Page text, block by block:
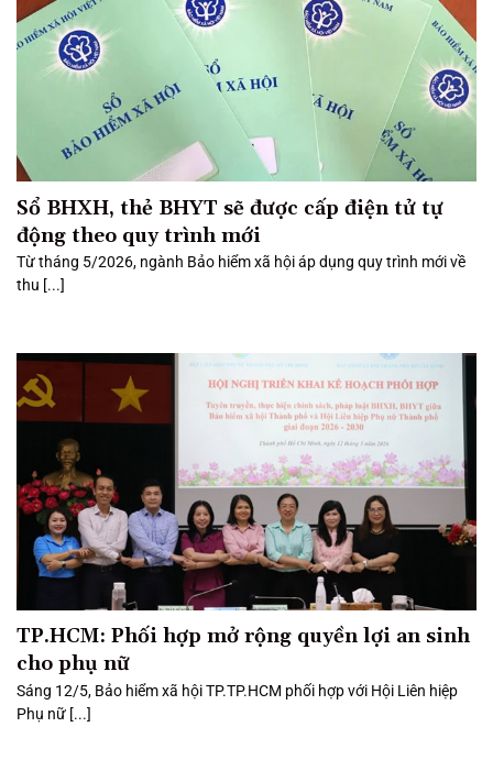
Sổ BHXH, thẻ BHYT sẽ được cấp điện tử tự
động theo quy trình mới
Từ tháng 5/2026, ngành Bảo hiểm xã hội áp dụng quy trình mới về
thu [...]
TP.HCM: Phối hợp mở rộng quyền lợi an sinh
cho phụ nữ
Sáng 12/5, Bảo hiểm xã hội TP.TP.HCM phối hợp với Hội Liên hiệp
Phụ nữ [...]